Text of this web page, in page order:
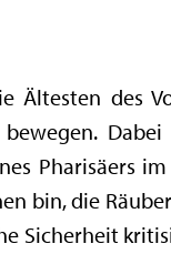
Ältesten des
Pharisäers
bin, die
Sicherheit